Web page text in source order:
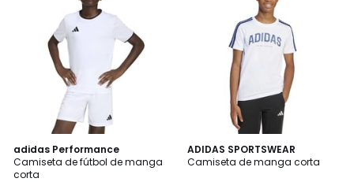
adidas Performance
Camiseta de fútbol de manga
corta
4,9
/ 5
3
Colores
ADIDAS SPORTSWEAR
Camiseta de manga corta
4,9
/ 5